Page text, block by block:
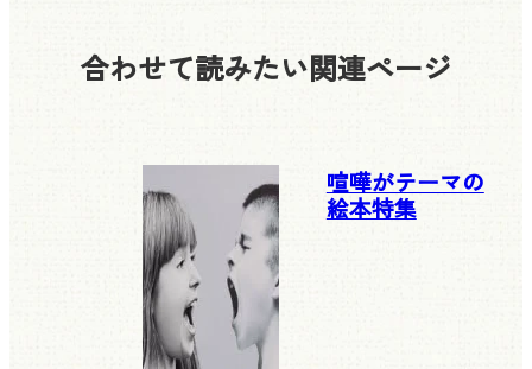
合わせて読みたい関連ページ
喧嘩がテーマの
絵本特集